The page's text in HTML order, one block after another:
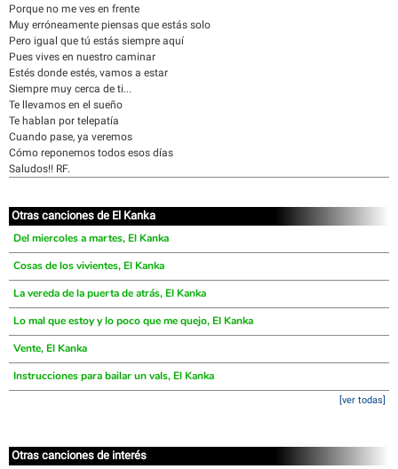
Porque no me ves en frente
Muy erróneamente piensas que estás solo
Pero igual que tú estás siempre aquí
Pues vives en nuestro caminar
Estés donde estés, vamos a estar
Siempre muy cerca de ti...
Te llevamos en el sueño
Te hablan por telepatía
Cuando pase, ya veremos
Cómo reponemos todos esos días
Saludos!! RF.
Otras canciones de El Kanka
Del miercoles a martes, El Kanka
Cosas de los vivientes, El Kanka
La vereda de la puerta de atrás, El Kanka
Lo mal que estoy y lo poco que me quejo, El Kanka
Vente, El Kanka
Instrucciones para bailar un vals, El Kanka
[ver todas]
Otras canciones de interés